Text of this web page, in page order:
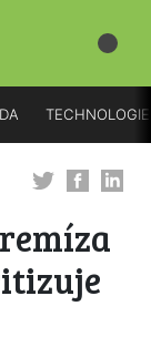
TECHNOLOGIE